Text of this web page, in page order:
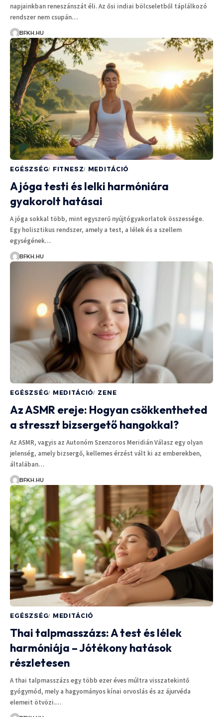
napjainkban reneszánszát éli. Az ősi indiai bölcseletből táplálkozó
rendszer nem csupán…
BFKH.HU
EGÉSZSÉG FITNESZ MEDITÁCIÓ
A jóga testi és lelki harmóniára
gyakorolt hatásai
A jóga sokkal több, mint egyszerű nyújtógyakorlatok összessége.
Egy holisztikus rendszer, amely a test, a lélek és a szellem
egységének…
BFKH.HU
EGÉSZSÉG MEDITÁCIÓ ZENE
Az ASMR ereje: Hogyan csökkentheted
a stresszt bizsergető hangokkal?
Az ASMR, vagyis az Autonóm Szenzoros Meridián Válasz egy olyan
jelenség, amely bizsergő, kellemes érzést vált ki az emberekben,
általában…
BFKH.HU
EGÉSZSÉG MEDITÁCIÓ
Thai talpmasszázs: A test és lélek
harmóniája – Jótékony hatások
részletesen
A thai talpmasszázs egy több ezer éves múltra visszatekintő
gyógymód, mely a hagyományos kínai orvoslás és az ájurvéda
elemeit ötvözi.…